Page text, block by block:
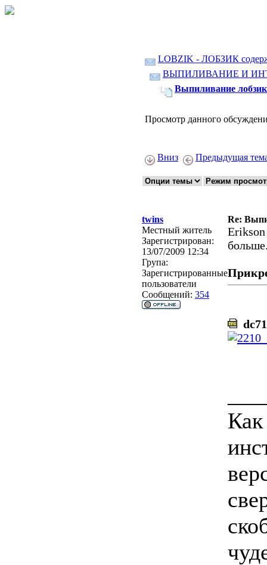
LOBZIK - ЛОБЗИК
ВЫПИЛИВАНИЕ И
Выпиливание
Просмотр данного
Вниз Предыдущая
twins
Re:
Местный житель
Зарегистрирован:
13/07/2009 12:34
Група:
Зарегистрированные
пользователи
Сообщений: 354
Erikson